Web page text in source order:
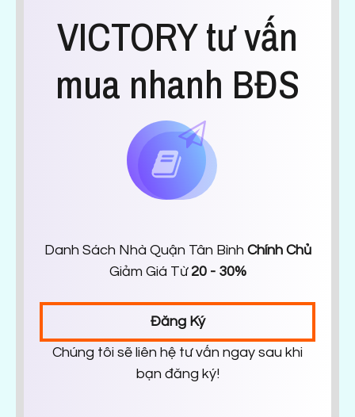
VICTORY tư vấn
mua nhanh BĐS
Danh Sách Nhà Quận Tân Bình Chính Chủ
Giảm Giá Từ 20 - 30%
Đăng Ký
Chúng tôi sẽ liên hệ tư vấn ngay sau khi
bạn đăng ký!